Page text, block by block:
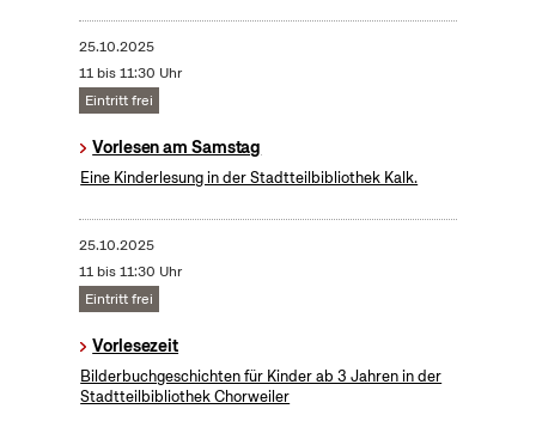
25.10.2025
11 bis 11:30 Uhr
Eintritt frei
Vorlesen am Samstag
Eine Kinderlesung in der Stadtteilbibliothek Kalk.
25.10.2025
11 bis 11:30 Uhr
Eintritt frei
Vorlesezeit
Bilderbuchgeschichten für Kinder ab 3 Jahren in der
Stadtteilbibliothek Chorweiler